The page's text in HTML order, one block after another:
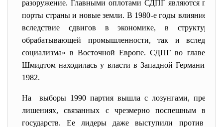
разоружение. Главными оплотами СДПГ являются
порты страны и новые земли. В 1980-е годы влияние
вследствие сдвигов в экономике, в структуре
обрабатывающей промышленности, так и
социализма» в Восточной Европе. СДПГ во главе с
Шмидтом находилась у власти в Западной Германим
1982.
На выборы 1990 партия вышла с лозунгами,
лишениях, связанных с чрезмерно поспешным
государств. Ее лидеры даже выступили против